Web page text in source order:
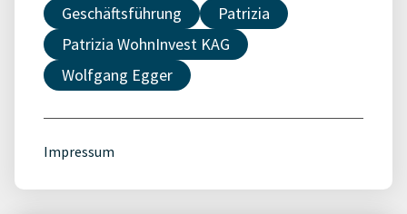
Geschäftsführung
Patrizia
Patrizia WohnInvest KAG
Wolfgang Egger
Impressum